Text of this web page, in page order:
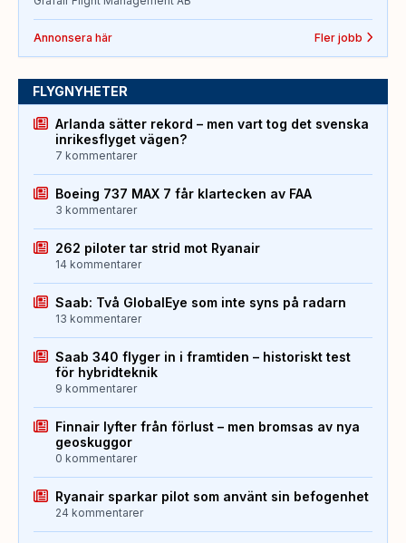
Annonsera här Fler jobb
FLYGNYHETER
Arlanda sätter rekord – men vart tog det svenska
inrikesflyget vägen?
7 kommentarer
Boeing 737 MAX 7 får klartecken av FAA
3 kommentarer
262 piloter tar strid mot Ryanair
14 kommentarer
Saab: Två GlobalEye som inte syns på radarn
13 kommentarer
Saab 340 flyger in i framtiden – historiskt test
för hybridteknik
9 kommentarer
Finnair lyfter från förlust – men bromsas av nya
geoskuggor
0 kommentarer
Ryanair sparkar pilot som använt sin befogenhet
24 kommentarer